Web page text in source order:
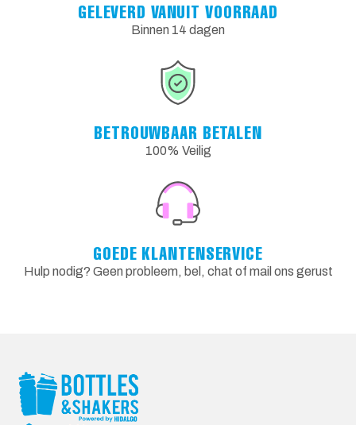
GELEVERD VANUIT VOORRAAD
Binnen 14 dagen
BETROUWBAAR BETALEN
100% Veilig
GOEDE KLANTENSERVICE
Hulp nodig? Geen probleem, bel, chat of mail ons gerust